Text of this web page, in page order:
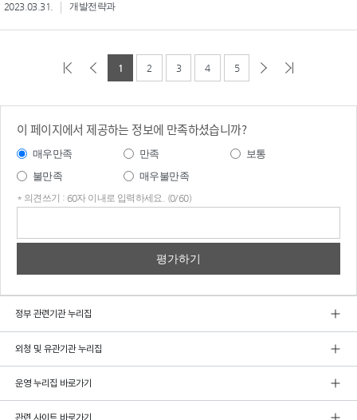
2023.03.31. 개발전략과
1 2 3 4 5
이 페이지에서 제공하는 정보에 만족하셨습니까?
매우만족 만족
보통
불만족
매우불만족
* 의견쓰기 : 60자 이내로 입력하세요. (0/60)
정부 관련기관 누리집
외청 및 유관기관 누리집
운영 누리집 바로가기
관련 사이트 바로가기